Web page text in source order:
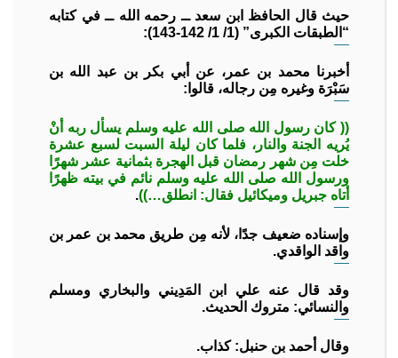
حيث قال الحافظ ابن سعد ــ رحمه الله ــ في كتابه
“الطبقات الكبرى” (1/ 1/ 142-143):
أخبرنا محمد بن عمر، عن أبي بكر بن عبد الله بن
سَبْرَة وغيره مِن رجاله، قالوا:
(( كان رسول الله صلى الله عليه وسلم يسأل ربه أنْ
يُريه الجنة والنار، فلما كان ليلة السبت لسبع عشرة
خلت مِن شهر رمضان قبل الهجرة بثمانية عشر شهرًا
ورسول الله صلى الله عليه وسلم نائم في بيته ظهرًا
أتاه جبريل وميكائيل فقال: انطلق…)).
وإسناده ضعيف جدًا، لأنه مِن طريق محمد بن عمر بن
واقد الواقدي.
وقد قال عنه علي ابن المَدِيني والبخاري ومسلم
والنسائي: متروك الحديث.
وقال أحمد بن حنبل: كذاب.